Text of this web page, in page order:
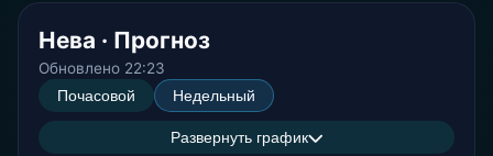
Нева · Прогноз
Обновлено 22:23
Почасовой
Недельный
Развернуть график